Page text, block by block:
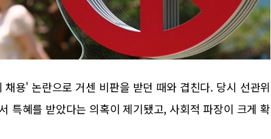
용' 논란으로 거센 비판을 받던 때와 겹친다. 당시 선관위
특혜를 받았다는 의혹이 제기됐고, 사회적 파장이 크게 확